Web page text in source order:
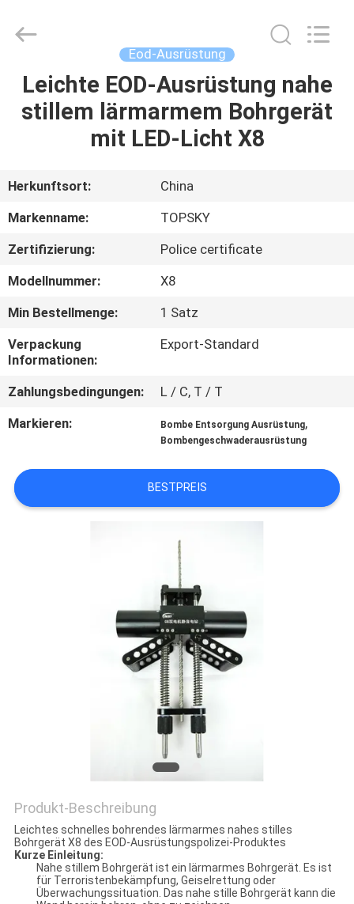
HAUS
PRODUKTE
ÜBER
UNS
FABRIK-
AUSFLUG
QUALITÄTSKONTROLLE
TRETEN
SIE
UNS
IN
Century Holding Co.,Ltd.
Eod-Ausrüstung
Leichte EOD-Ausrüstung nahe
stillem lärmarmem Bohrgerät
mit LED-Licht X8
Herkunftsort:
China
Markenname:
TOPSKY
Zertifizierung:
Police certificate
Modellnummer:
X8
Min Bestellmenge:
1 Satz
Verpackung
Informationen:
Export-Standard
Zahlungsbedingungen:
L / C, T / T
Markieren:
Bombe Entsorgung Ausrüstung,
Bombengeschwaderausrüstung
BESTPREIS
Produkt-Beschreibung
Leichtes schnelles bohrendes lärmarmes nahes stilles
Bohrgerät X8 des EOD-Ausrüstungspolizei-Produktes
Kurze Einleitung:
Nahe stillem Bohrgerät ist ein lärmarmes Bohrgerät. Es ist
für Terroristenbekämpfung, Geiselrettung oder
Überwachungssituation. Das nahe stille Bohrgerät kann die